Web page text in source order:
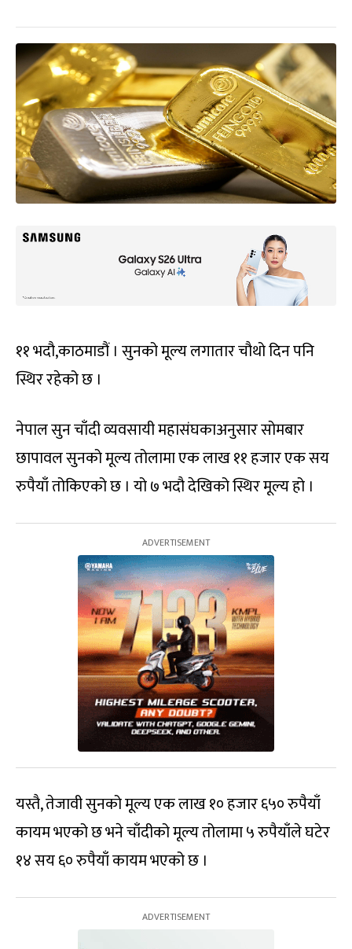
११ भदौ,काठमाडौं । सुनको मूल्य लगातार चौथो दिन पनि
स्थिर रहेको छ ।
नेपाल सुन चाँदी व्यवसायी महासंघकाअनुसार सोमबार
छापावल सुनको मूल्य तोलामा एक लाख ११ हजार एक सय
रुपैयाँ तोकिएको छ । यो ७ भदौ देखिको स्थिर मूल्य हो ।
यस्तै, तेजावी सुनको मूल्य एक लाख १० हजार ६५० रुपैयाँ
कायम भएको छ भने चाँदीको मूल्य तोलामा ५ रुपैयाँले घटेर
१४ सय ६० रुपैयाँ कायम भएको छ ।